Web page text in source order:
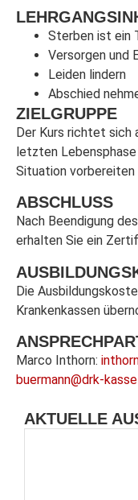
Sterben ist ein
Versorgen und
Leiden lindern
Abschied
ZIELGRUPPE
Der Kurs richtet sich
letzten
Situation vorbereiten
ABSCHLUSS
Nach Beendigung
erhalten Sie ein
Die
Krankenkassen
Marco Inthorn:
buermann@drk-
AKTUELLE